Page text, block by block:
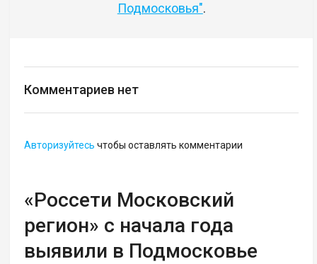
Подмосковья".
Комментариев нет
Авторизуйтесь чтобы оставлять комментарии
«Россети Московский
регион» с начала года
выявили в Подмосковье